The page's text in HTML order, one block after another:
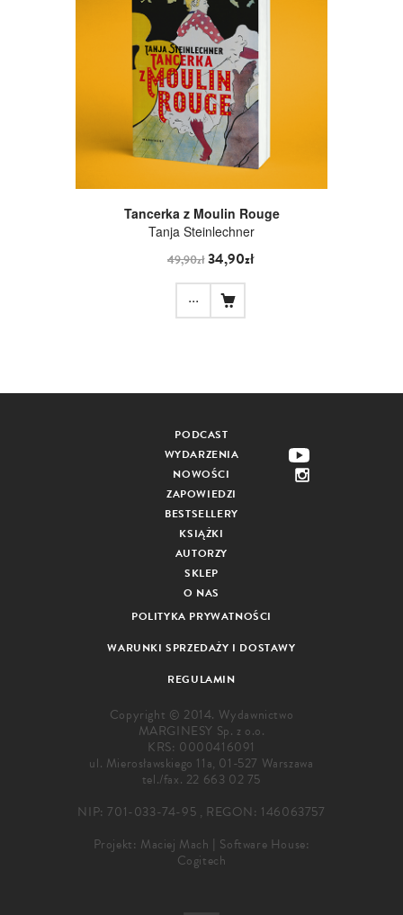
Tancerka z Moulin Rouge
Tanja Steinlechner
49,90zł34,90zł
...
PODCAST
WYDARZENIA
NOWOŚCI
ZAPOWIEDZI
BESTSELLERY
KSIĄŻKI
AUTORZY
SKLEP
O NAS
POLITYKA PRYWATNOŚCI
WARUNKI SPRZEDAŻY I DOSTAWY
REGULAMIN
Copyright © 2014. Wydawnictwo
MARGINESY Sp. z o.o.
KRS: 0000416091
ul. Mierosławskiego 11a, 01-527 Warszawa
tel./fax. 22 663 02 75
NIP: 701-033-74-95 , REGON: 146063757
Projekt: Maciej Mach | Software House:
Cogitech